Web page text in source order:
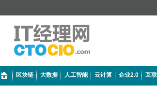
区块链 大数据 人工智能 云计算 企业2.0 互